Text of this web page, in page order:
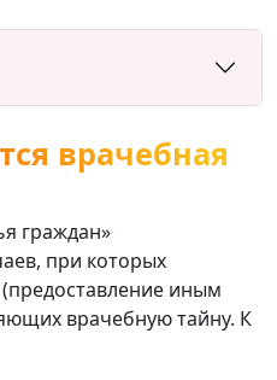
врачебная
граждан»
при которых
иным
врачебную тайну. К